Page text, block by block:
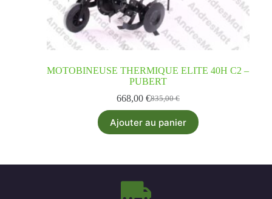
MOTOBINEUSE THERMIQUE ELITE 40H C2 –
PUBERT
835,00€
668,00 €
Ajouter au panier